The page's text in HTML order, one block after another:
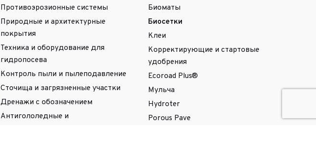
Противоэрозионные системы
Природные и архитектурные
покрытия
Техника и оборудование для
гидропосева
Контроль пыли и пылеподавление
Сточища и загрязненные участки
Дренажи с обозначением
Антигололедные и
Биоматы
Биосетки
Клеи
Корректирующие и стартовые
удобрения
Ecoroad Plus®
Мульча
Hydroter
Porous Pave